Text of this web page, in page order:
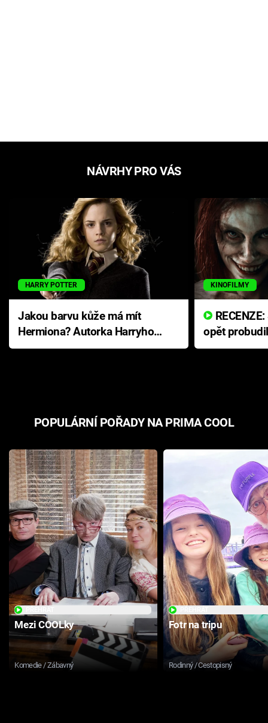
NÁVRHY PRO VÁS
HARRY POTTER
Jakou barvu kůže má mít
Hermiona? Autorka Harryho
Pottera přišla s ráznou
KINOFILMY
opět
přichází s
POPULÁRNÍ POŘADY NA PRIMA COOL
Mezi COOLky
Komedie / Zábavný
Fotr na tripu
Rodinný / Cestopisný